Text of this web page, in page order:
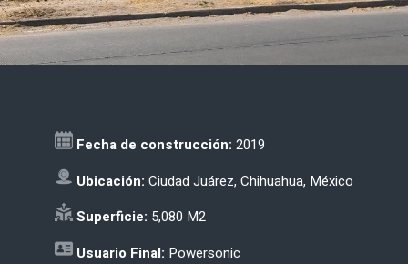
Fecha de construcción: 2019
Ubicación: Ciudad Juárez, Chihuahua, México
Superficie: 5,080 M2
Usuario Final: Powersonic